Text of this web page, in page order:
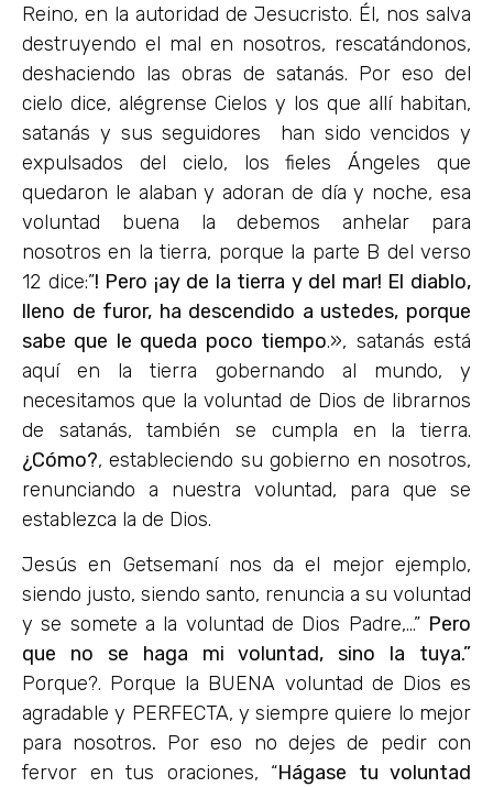
Reino, en la autoridad de Jesucristo. Él, nos salva
destruyendo el mal en nosotros, rescatándonos,
deshaciendo las obras de satanás. Por eso del
cielo dice, alégrense Cielos y los que allí habitan,
satanás y sus seguidores han sido vencidos y
expulsados del cielo, los fieles Ángeles que
quedaron le alaban y adoran de día y noche, esa
voluntad buena la debemos anhelar para
nosotros en la tierra, porque la parte B del verso
12 dice:”! Pero ¡ay de la tierra y del mar! El diablo,
lleno de furor, ha descendido a ustedes, porque
sabe que le queda poco tiempo.», satanás está
aquí en la tierra gobernando al mundo, y
necesitamos que la voluntad de Dios de librarnos
de satanás, también se cumpla en la tierra.
¿Cómo?, estableciendo su gobierno en nosotros,
renunciando a nuestra voluntad, para que se
establezca la de Dios.
Jesús en Getsemaní nos da el mejor ejemplo,
siendo justo, siendo santo, renuncia a su voluntad
y se somete a la voluntad de Dios Padre,…” Pero
que no se haga mi voluntad, sino la tuya.”
Porque?. Porque la BUENA voluntad de Dios es
agradable y PERFECTA, y siempre quiere lo mejor
para nosotros. Por eso no dejes de pedir con
fervor en tus oraciones, “Hágase tu voluntad